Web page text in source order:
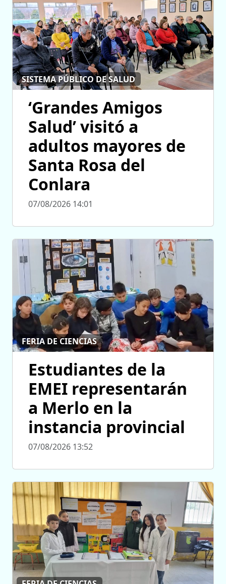
SISTEMA PÚBLICO DE SALUD
‘Grandes Amigos
Salud’ visitó a
adultos mayores de
Santa Rosa del
Conlara
07/08/2026 14:01
FERIA DE CIENCIAS
Estudiantes de la
EMEI representarán
a Merlo en la
instancia provincial
07/08/2026 13:52